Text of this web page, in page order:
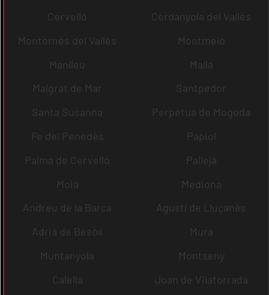
Cervelló
Cerdanyola del Vallès
Montornès del Vallès
Montmeló
Manlleu
Malla
Malgrat de Mar
Santpedor
Santa Susanna
Perpètua de Mogoda
Fe del Penedès
Papiol
Palma de Cervelló
Pallejà
Moià
Mediona
Andreu de la Barca
Agustí de Lluçanès
Adrià de Besòs
Mura
Muntanyola
Montseny
Calella
Joan de Vilatorrada